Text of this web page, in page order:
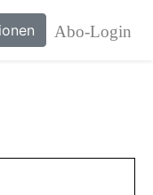
Abo-Login